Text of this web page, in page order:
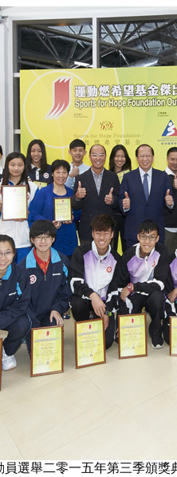
選舉二零一五年第三季頒